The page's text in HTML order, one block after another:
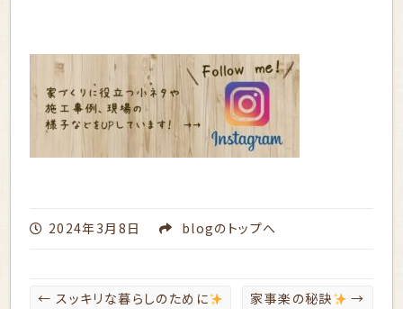
2024年3月8日 blogのトップへ
← スッキリな暮らしのために 家事楽の秘訣 →